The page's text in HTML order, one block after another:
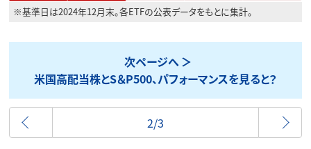
※基準日は2024年12月末。各ETFの公表データをもとに集計。
次ページへ
米国高配当株とS＆P500、パフォーマンスを見ると？
前へ
2/3